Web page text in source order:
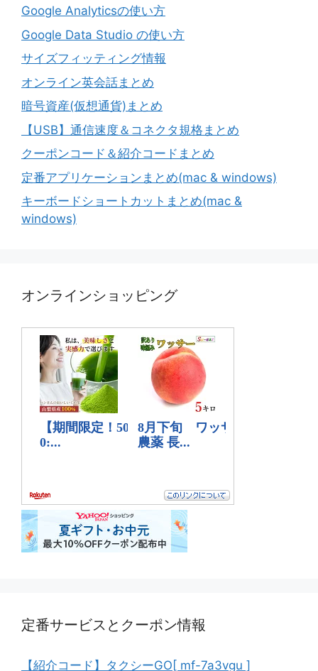
Google Analyticsの使い方
Google Data Studio の使い方
サイズフィッティング情報
オンライン英会話まとめ
暗号資産(仮想通貨)まとめ
【USB】通信速度＆コネクタ規格まとめ
クーポンコード＆紹介コードまとめ
定番アプリケーションまとめ(mac & windows)
キーボードショートカットまとめ(mac &
windows)
オンラインショッピング
定番サービスとクーポン情報
【紹介コード】タクシーGO[ mf-7a3vgu ]